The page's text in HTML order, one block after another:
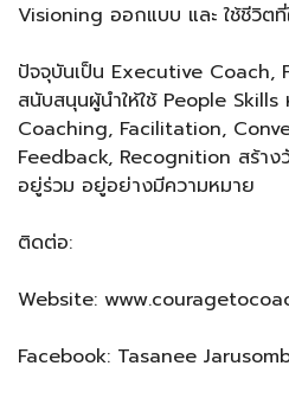
Visioning ออกแบบ และ ใช้ชีวิต
ปัจจุบันเป็น Executive Coach,
สนับสนุนผู้นำให้ใช้ People Skills
Coaching, Facilitation,
Feedback, Recognition สร้า
อยู่ร่วม อยู่อย่างมีความหมาย
ติดต่อ:
Website:
Facebook: Tasanee